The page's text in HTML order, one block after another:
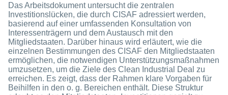
Das Arbeitsdokument untersucht die zentralen
Investitionslücken, die durch CISAF adressiert werden,
basierend auf einer umfassenden Konsultation von
Interessenträgern und dem Austausch mit den
Mitgliedstaaten. Darüber hinaus wird erläutert, wie die
einzelnen Bestimmungen des CISAF den Mitgliedstaaten
ermöglichen, die notwendigen Unterstützungsmaßnahmen
umzusetzen, um die Ziele des Clean Industrial Deal zu
erreichen. Es zeigt, dass der Rahmen klare Vorgaben für
Beihilfen in den o. g. Bereichen enthält. Diese Struktur